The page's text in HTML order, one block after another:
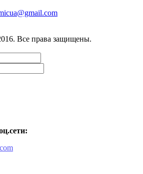
Все права защищены.